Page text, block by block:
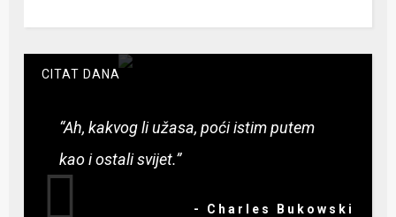
CITAT DANA
“Ah, kakvog li užasa, poći istim putem
kao i ostali svijet.”
- Charles Bukowski